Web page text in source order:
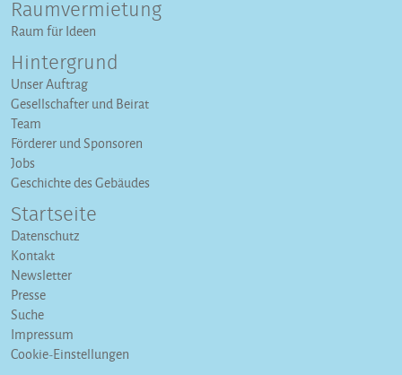
Raumvermietung
Raum für Ideen
Hintergrund
Unser Auftrag
Gesellschafter und Beirat
Team
Förderer und Sponsoren
Jobs
Geschichte des Gebäudes
Startseite
Datenschutz
Kontakt
Newsletter
Presse
Suche
Impressum
Cookie-Einstellungen